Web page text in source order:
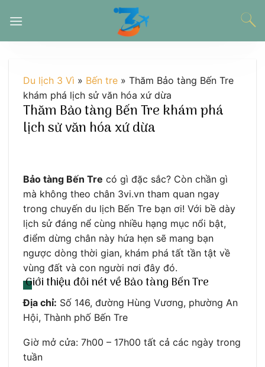
đến
Du lịch 3 Vì » Bến tre » Thăm Bảo tàng Bến Tre
khám phá lịch sử văn hóa xứ dừa
Thăm Bảo tàng Bến Tre khám phá
lịch sử văn hóa xứ dừa
Bảo tàng Bến Tre có gì đặc sắc? Còn chần gì
mà không theo chân 3vi.vn tham quan ngay
trong chuyến du lịch Bến Tre bạn ơi! Với bề dày
lịch sử đáng nể cùng nhiều hạng mục nổi bật,
điểm dừng chân này hứa hẹn sẽ mang bạn
ngược dòng thời gian, khám phá tất tần tật về
vùng đất và con người nơi đây đó.
Giới thiệu đôi nét về Bảo tàng Bến Tre
Địa chỉ: Số 146, đường Hùng Vương, phường An
Hội, Thành phố Bến Tre
Giờ mở cửa: 7h00 – 17h00 tất cả các ngày trong
tuần